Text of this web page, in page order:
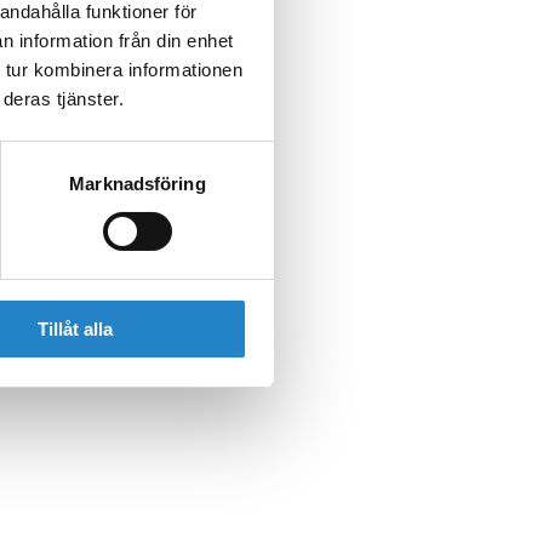
funktioner för
information från din enhet
kombinera informationen
tjänster.
Marknadsföring
Tillåt alla